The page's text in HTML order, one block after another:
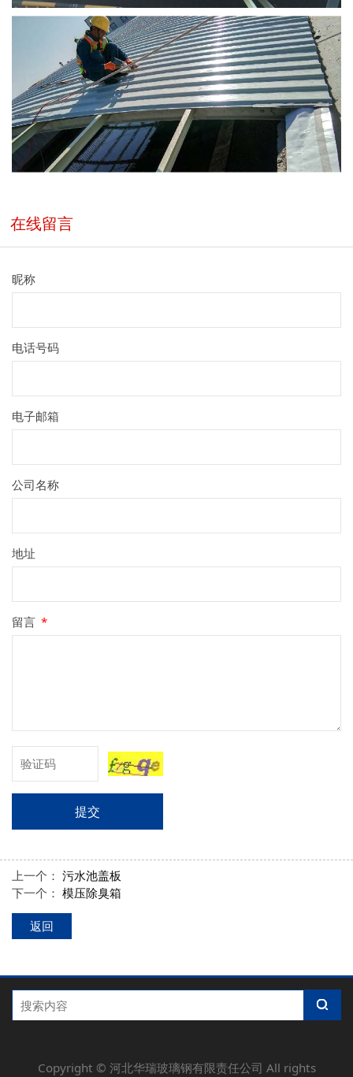
在线留言
昵称
电话号码
电子邮箱
公司名称
地址
留言 *
提交
上一个：污水池盖板
下一个：模压除臭箱
返回
Copyright © 河北华瑞玻璃钢有限责任公司 All rights